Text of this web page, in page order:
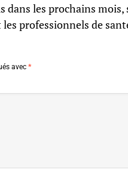
dans les prochains mois,
professionnels de
avec *